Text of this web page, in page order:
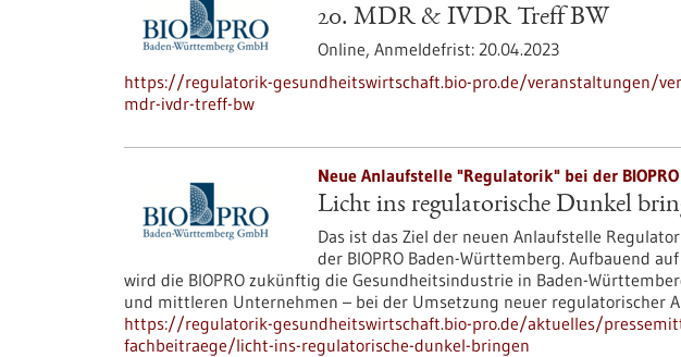
20. MDR & IVDR Treff BW
Online, Anmeldefrist: 20.04.2023
https://regulatorik-gesundheitswirtschaft.bio-pro.de/veranstaltungen/
mdr-ivdr-treff-bw
Neue Anlaufstelle "Regulatorik" bei der BIOPRO
Licht ins regulatorische Dunkel
Das ist das Ziel der neuen Anlaufstelle
der BIOPRO Baden-Württemberg. Aufbauend
wird die BIOPRO zukünftig die Gesundheitsindustrie in Baden-
und mittleren Unternehmen – bei der Umsetzung neuer regulatorischer
https://regulatorik-gesundheitswirtschaft.bio-pro.de/aktuelles/
fachbeitraege/licht-ins-regulatorische-dunkel-bringen